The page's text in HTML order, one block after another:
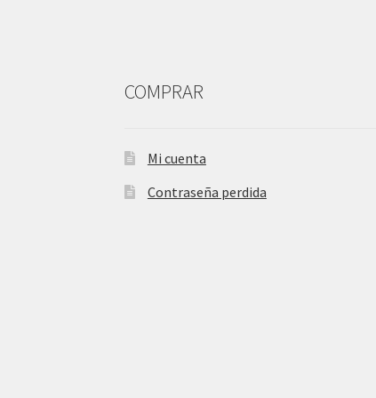
COMPRAR
Mi cuenta
Contraseña perdida